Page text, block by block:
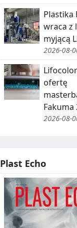
Plastika
wraca z
myjącą
2026-08-
ofertę
Fakuma
2026-08-
Plast Echo